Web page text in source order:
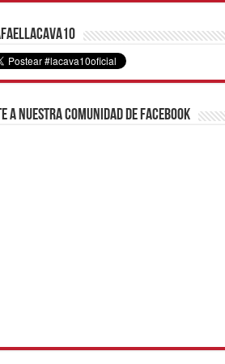
a nuestra comunidad de Facebook